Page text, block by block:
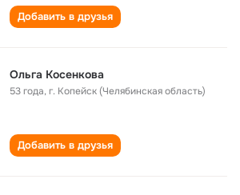
Добавить в друзья
Ольга Косенкова
53 года,г. Копейск (Челябинская область)
Добавить в друзья